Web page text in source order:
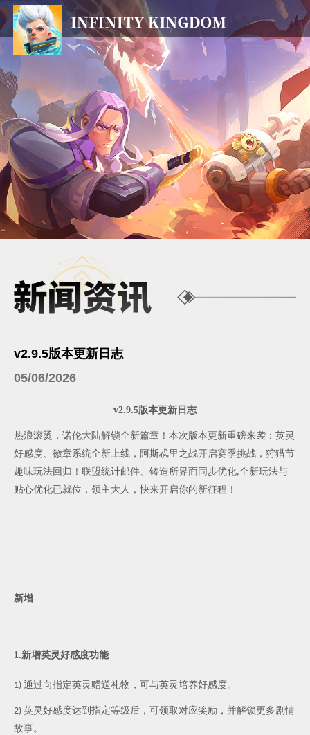
v2.9.5版本更新日志
05/06/2026
v2.9.5版本更新日志
热浪滚烫，诺伦大陆解锁全新篇章！本次版本更新重磅来袭：英灵
好感度、徽章系统全新上线，阿斯忒里之战开启赛季挑战，狩猎节
趣味玩法回归！联盟统计邮件、铸造所界面同步优化,全新玩法与
贴心优化已就位，领主大人，快来开启你的新征程！
新增
1.新增英灵好感度功能
1)通过向指定英灵赠送礼物，可与英灵培养好感度。
2)英灵好感度达到指定等级后，可领取对应奖励，并解锁更多剧情
故事。